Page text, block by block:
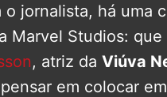
o jornalista, há uma
Marvel Studios:
, atriz da Viúva
em colocar